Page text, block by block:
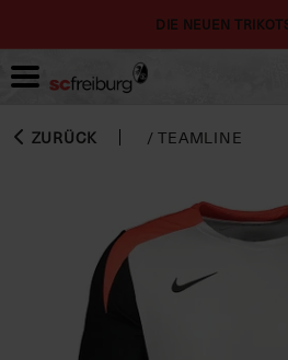
DIE NEUEN
ZURÜCK /TEAMLINE